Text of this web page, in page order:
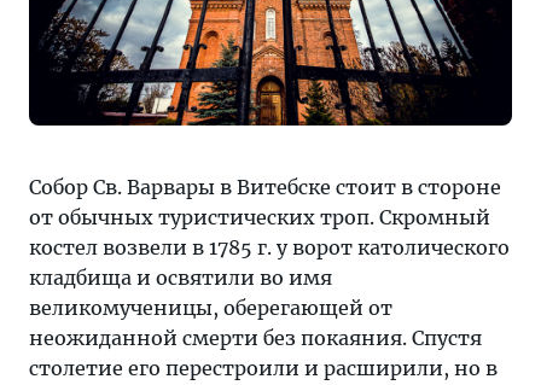
Собор Св. Варвары в Витебске стоит в стороне
от обычных туристических троп. Скромный
костел возвели в 1785 г. у ворот католического
кладбища и освятили во имя
великомученицы, оберегающей от
неожиданной смерти без покаяния. Спустя
столетие его перестроили и расширили, но в